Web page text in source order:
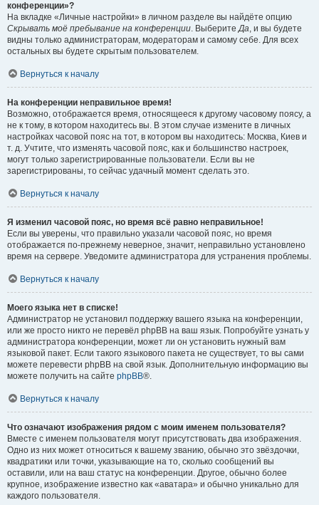
конференции»?
На вкладке «Личные настройки» в личном разделе вы найдёте опцию
Скрывать моё пребывание на конференции. ВыберитеДа, и вы будете
видны только администраторам, модераторам и самому себе. Для всех
остальных вы будете скрытым пользователем.
Вернуться к началу
На конференции неправильное время!
Возможно, отображается время, относящееся к другому часовому поясу, а
не к тому, в котором находитесь вы. В этом случае измените в личных
настройках часовой пояс на тот, в котором вы находитесь: Москва, Киев и
т. д. Учтите, что изменять часовой пояс, как и большинство настроек,
могут только зарегистрированные пользователи. Если вы не
зарегистрированы, то сейчас удачный момент сделать это.
Вернуться к началу
Я изменил часовой пояс, но время всё равно неправильное!
Если вы уверены, что правильно указали часовой пояс, но время
отображается по-прежнему неверное, значит, неправильно установлено
время на сервере. Уведомите администратора для устранения проблемы.
Вернуться к началу
Моего языка нет в списке!
Администратор не установил поддержку вашего языка на конференции,
или же просто никто не перевёл phpBB на ваш язык. Попробуйте узнать у
администратора конференции, может ли он установить нужный вам
языковой пакет. Если такого языкового пакета не существует, то вы сами
можете перевести phpBB на свой язык. Дополнительную информацию вы
можете получить на сайте phpBB®.
Вернуться к началу
Что означают изображения рядом с моим именем пользователя?
Вместе с именем пользователя могут присутствовать два изображения.
Одно из них может относиться к вашему званию, обычно это звёздочки,
квадратики или точки, указывающие на то, сколько сообщений вы
оставили, или на ваш статус на конференции. Другое, обычно более
крупное, изображение известно как «аватара» и обычно уникально для
каждого пользователя.